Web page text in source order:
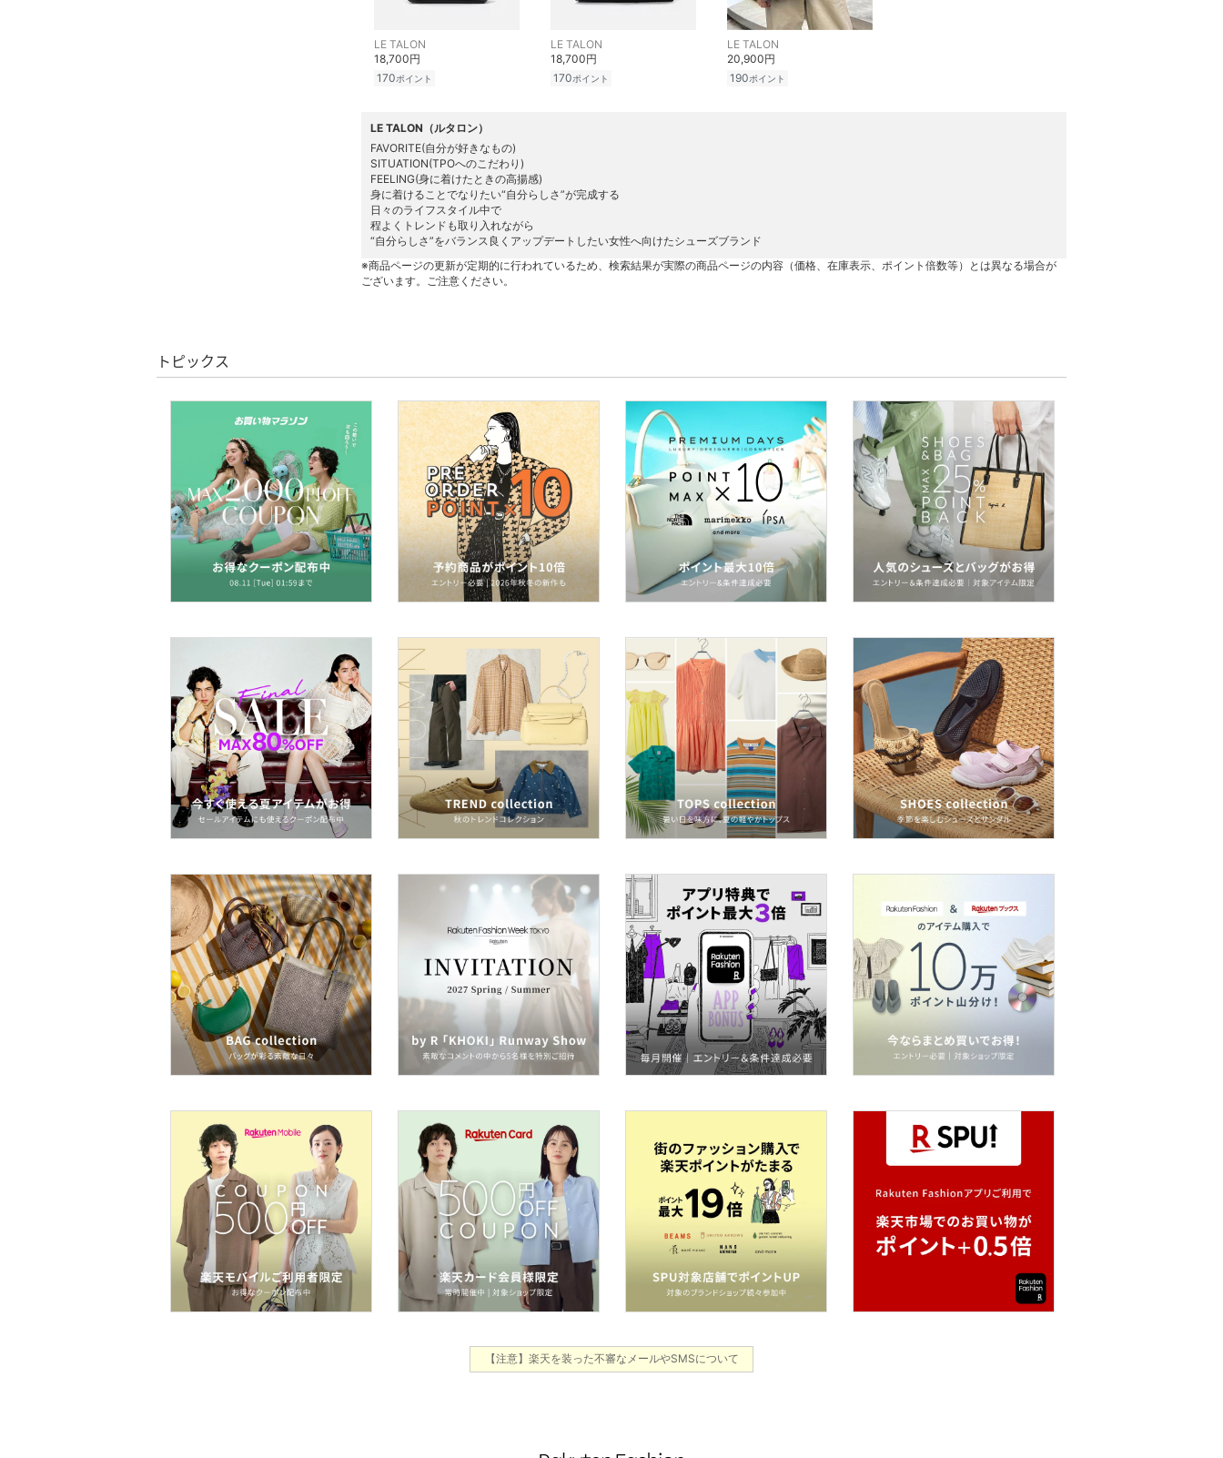
ヘアケア
フレグランス
メイク道具・美容器具
コフレ・キット・セット
食器・調理器具・キッチ
ン用品
インテリア・生活雑貨
スポーツ・アウトドア用
品
文房具
ペット用品
福袋・ギフト・その他
LE TALON
18,700円
170ポイント
LE TALON
18,700円
170ポイント
LE TALON
20,900円
190ポイント
LE TALON（ルタロン）
FAVORITE(自分が好きなもの)
SITUATION(TPOへのこだわり)
FEELING(身に着けたときの高揚感)
身に着けることでなりたい“自分らしさ”が完成する
日々のライフスタイル中で
程よくトレンドも取り入れながら
“自分らしさ”をバランス良くアップデートしたい女性へ向けたシューズブランド
※商品ページの更新が定期的に行われているため、検索結果が実際の商品ページの内容（価格、在庫表示、ポイント倍数等）とは異なる場合が
ございます。ご注意ください。
トピックス
【注意】楽天を装った不審なメールやSMSについて